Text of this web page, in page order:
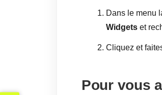
Dans le menu
Widgets et
Cliquez et
Pour vous